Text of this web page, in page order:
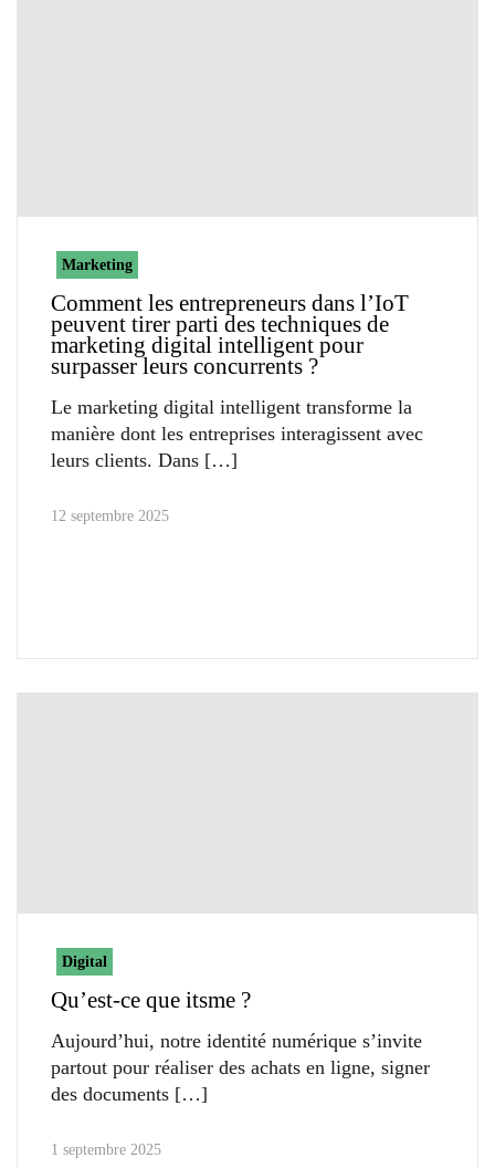
Marketing
Comment les entrepreneurs dans l’IoT
peuvent tirer parti des techniques de
marketing digital intelligent pour
surpasser leurs concurrents ?
Le marketing digital intelligent transforme la
manière dont les entreprises interagissent avec
leurs clients. Dans
12 septembre 2025
Digital
Qu’est-ce que itsme ?
Aujourd’hui, notre identité numérique s’invite
partout pour réaliser des achats en ligne, signer
des documents
1 septembre 2025